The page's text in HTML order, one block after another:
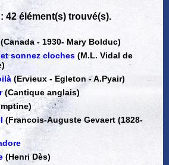
42 élément(s) trouvé(s).
(Canada - 1930- Mary Bolduc)
sonnez cloches (M.L. Vidal de
(Ervieux - Egleton - A.Pyair)
(Cantique anglais)
(Francois-Auguste Gevaert (1828-
(Henri Dès)